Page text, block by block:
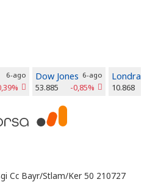
6-ago Dow Jones 6-ago
53.885 -0,85%
Londra
10.868
Cc Bayr/Stlam/Ker 50 210727